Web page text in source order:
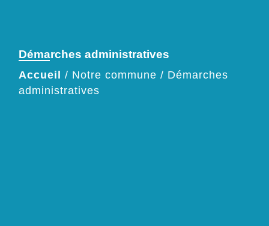
Démarches administratives
Accueil / Notre commune / Démarches
administratives